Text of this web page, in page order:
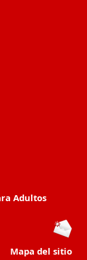
Adultos
Mapa del sitio